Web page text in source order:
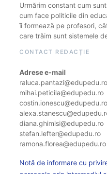
Urmărim constant cum
cum face politicile din
îi formează pe profesori,
care trăim sunt sistemele
CONTACT REDACȚIE
Adrese e-mail
raluca.pantazi@edupedu.ro
mihai.peticila@edupedu.ro
costin.ionescu@edupedu.ro
diana.ghimisi@edupedu.ro
stefan.lefter@edupedu.ro
ramona.florea@edupedu.ro
Notă de informare cu